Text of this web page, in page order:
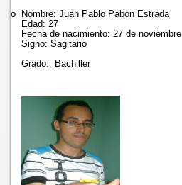
No Nombre: Juan Pablo Pabon Estrada
Edad: 27
Fecha de nacimiento: 27 de noviembre
Signo: Sagitario
Grado: Bachiller